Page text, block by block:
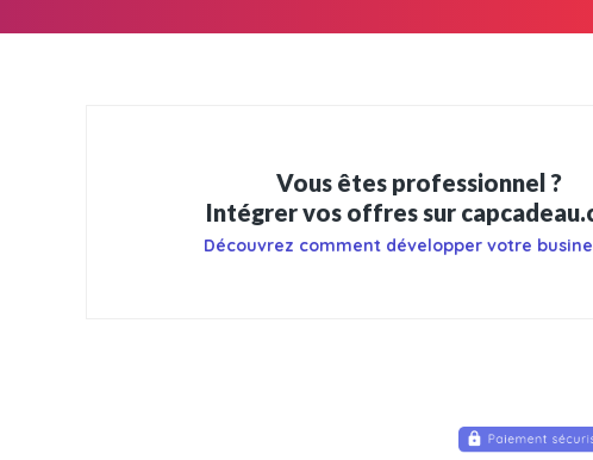
Vous êtes professionnel ?
Intégrer vos offres sur
Découvrez comment développer votre